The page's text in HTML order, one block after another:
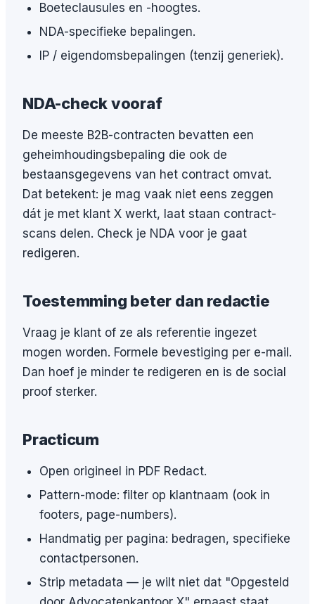
Boeteclausules en -hoogtes.
NDA-specifieke bepalingen.
IP / eigendomsbepalingen (tenzij generiek).
NDA-check vooraf
De meeste B2B-contracten bevatten een
geheimhoudingsbepaling die ook de
bestaansgegevens van het contract omvat.
Dat betekent: je mag vaak niet eens zeggen
dát je met klant X werkt, laat staan contract-
scans delen. Check je NDA voor je gaat
redigeren.
Toestemming beter dan redactie
Vraag je klant of ze als referentie ingezet
mogen worden. Formele bevestiging per e-mail.
Dan hoef je minder te redigeren en is de social
proof sterker.
Practicum
Open origineel in PDF Redact.
Pattern-mode: filter op klantnaam (ook in
footers, page-numbers).
Handmatig per pagina: bedragen, specifieke
contactpersonen.
Strip metadata — je wilt niet dat "Opgesteld